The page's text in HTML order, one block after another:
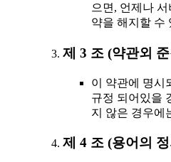
으면, 언제나
약을 해지할 수
제 3 조 (약관외
이 약관에 명시
규정 되어있을
지 않은 경우에
제 4 조 (용어의